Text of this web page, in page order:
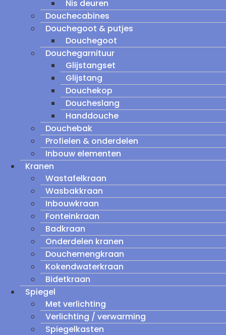
Nis deuren
Douchecabines
Douchegoot & putjes
Douchegoot
Douchegarnituur
Glijstangset
Glijstang
Douchekop
Doucheslang
Handdouche
Douchebak
Profielen & onderdelen
Inbouw elementen
Kranen
Wastafelkraan
Wasbakkraan
Inbouwkraan
Fonteinkraan
Badkraan
Onderdelen kranen
Douchemengkraan
Kokendwaterkraan
Bidetkraan
Spiegel
Met verlichting
Verlichting / verwarming
Spiegelkasten